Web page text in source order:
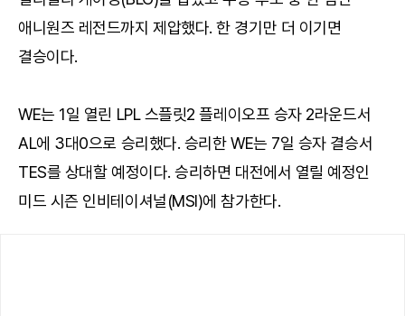
애니원즈 레전드까지 제압했다. 한 경기만 더 이기면
결승이다.
WE는 1일 열린 LPL 스플릿2 플레이오프 승자 2라운드서
AL에 3대0으로 승리했다. 승리한 WE는 7일 승자 결승서
TES를 상대할 예정이다. 승리하면 대전에서 열릴 예정인
미드 시즌 인비테이셔널(MSI)에 참가한다.